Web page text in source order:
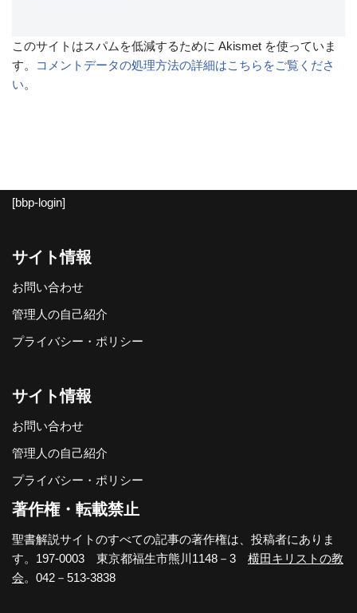
このサイトはスパムを低減するために Akismet を使っていま
す。
コメントデータの処理方法の詳細はこちらをご覧くださ
い。
[bbp-login]
サイト情報
お問い合わせ
管理人の自己紹介
プライバシー・ポリシー
サイト情報
お問い合わせ
管理人の自己紹介
プライバシー・ポリシー
著作権・転載禁止
聖書解説サイトのすべての記事の著作権は、投稿者にありま
す。197-0003 東京都福生市熊川1148－3 横田キリストの教
会。042－513-3838